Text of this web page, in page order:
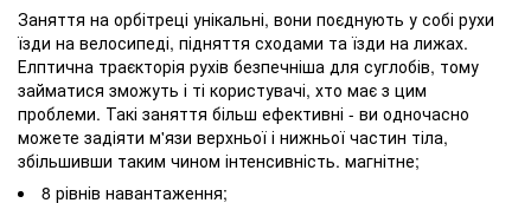
Заняття на орбітреці унікальні, вони поєднують у собі рухи
їзди на велосипеді, підняття сходами та їзди на лижах.
Елптична траєкторія рухів безпечніша для суглобів, тому
займатися зможуть і ті користувачі, хто має з цим
проблеми. Такі заняття більш ефективні - ви одночасно
можете задіяти м'язи верхньої і нижньої частин тіла,
збільшивши таким чином інтенсивність. магнітне;
8 рівнів навантаження;